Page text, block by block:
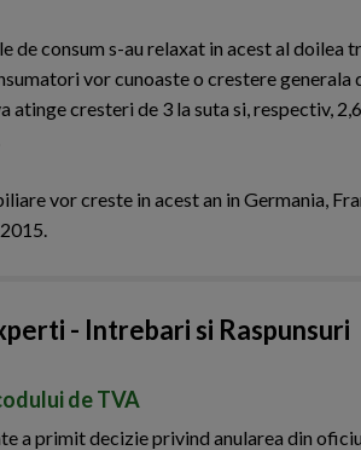
de consum s-au relaxat in acest al doilea
vor cunoaste o crestere generala
atinge cresteri de 3 la suta si, respectiv,
vor creste in acest an in Germania,
- Intrebari si Raspunsuri
de TVA
a primit decizie privind anularea din